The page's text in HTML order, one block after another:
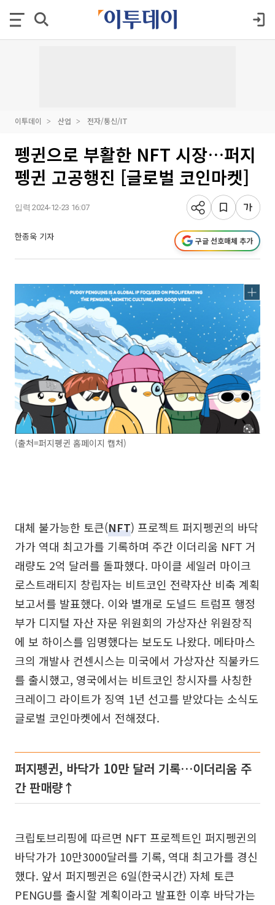
이투데이 산업 전자/통신/IT
펭귄으로 부활한 NFT 시장…퍼지
펭귄 고공행진 [글로벌 코인마켓]
입력 2024-12-23 16:07
한종욱 기자 구글 선호매체 추가
(출처=퍼지펭귄 홈페이지 캡처)
대체 불가능한 토큰(NFT) 프로젝트 퍼지펭귄의 바닥
가가 역대 최고가를 기록하며 주간 이더리움 NFT 거
래량도 2억 달러를 돌파했다. 마이클 세일러 마이크
로스트래티지 창립자는 비트코인 전략자산 비축 계획
보고서를 발표했다. 이와 별개로 도널드 트럼프 행정
부가 디지털 자산 자문 위원회의 가상자산 위원장직
에 보 하이스를 임명했다는 보도도 나왔다. 메타마스
크의 개발사 컨센시스는 미국에서 가상자산 직불카드
를 출시했고, 영국에서는 비트코인 창시자를 사칭한
크레이그 라이트가 징역 1년 선고를 받았다는 소식도
글로벌 코인마켓에서 전해졌다.
퍼지펭귄, 바닥가 10만 달러 기록…이더리움 주
간 판매량↑
크립토브리핑에 따르면 NFT 프로젝트인 퍼지펭귄의
바닥가가 10만3000달러를 기록, 역대 최고가를 경신
했다. 앞서 퍼지펭귄은 6일(한국시간) 자체 토큰
PENGU를 출시할 계획이라고 발표한 이후 바닥가는